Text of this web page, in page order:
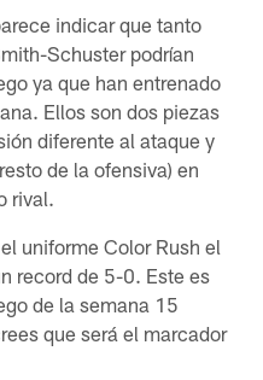
indicar que tanto
Schuster podrían
ya que han entrenado
Ellos son dos piezas
diferente al ataque y
de la ofensiva) en
rival.
uniforme Color Rush el
record de 5-0. Este es
de la semana 15
que será el marcador